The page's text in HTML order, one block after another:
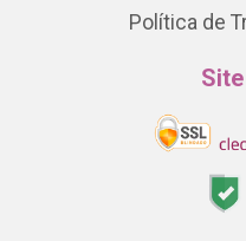
Política de